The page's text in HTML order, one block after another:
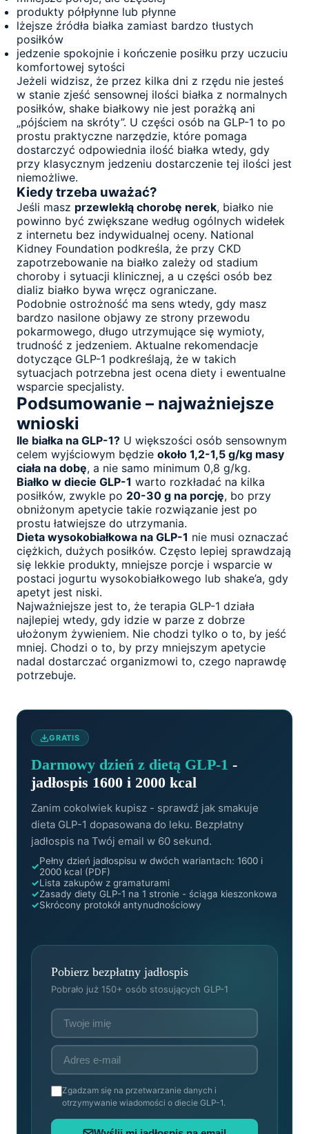
produkty półpłynne lub płynne
lżejsze źródła białka zamiast bardzo tłustych
posiłków
jedzenie spokojnie i kończenie posiłku przy uczuciu
komfortowej sytości
Jeżeli widzisz, że przez kilka dni z rzędu nie jesteś
w stanie zjeść sensownej ilości białka z normalnych
posiłków, shake białkowy nie jest porażką ani
„pójściem na skróty”. U części osób na GLP-1 to po
prostu praktyczne narzędzie, które pomaga
dostarczyć odpowiednia ilość białka wtedy, gdy
przy klasycznym jedzeniu dostarczenie tej ilości jest
niemożliwe.
Kiedy trzeba uważać?
Jeśli masz przewlekłą chorobę nerek, białko nie
powinno być zwiększane według ogólnych widełek
z internetu bez indywidualnej oceny. National
Kidney Foundation podkreśla, że przy CKD
zapotrzebowanie na białko zależy od stadium
choroby i sytuacji klinicznej, a u części osób bez
dializ białko bywa wręcz ograniczane.
Podobnie ostrożność ma sens wtedy, gdy masz
bardzo nasilone objawy ze strony przewodu
pokarmowego, długo utrzymujące się wymioty,
trudność z jedzeniem. Aktualne rekomendacje
dotyczące GLP-1 podkreślają, że w takich
sytuacjach potrzebna jest ocena diety i ewentualne
wsparcie specjalisty.
Podsumowanie – najważniejsze
wnioski
Ile białka na GLP-1? U większości osób sensownym
celem wyjściowym będzie około 1,2-1,5 g/kg masy
ciała na dobę, a nie samo minimum 0,8 g/kg.
Białko w diecie GLP-1 warto rozkładać na kilka
posiłków, zwykle po 20-30 g na porcję, bo przy
obniżonym apetycie takie rozwiązanie jest po
prostu łatwiejsze do utrzymania.
Dieta wysokobiałkowa na GLP-1 nie musi oznaczać
ciężkich, dużych posiłków. Często lepiej sprawdzają
się lekkie produkty, mniejsze porcje i wsparcie w
postaci jogurtu wysokobiałkowego lub shake’a, gdy
apetyt jest niski.
Najważniejsze jest to, że terapia GLP-1 działa
najlepiej wtedy, gdy idzie w parze z dobrze
ułożonym żywieniem. Nie chodzi tylko o to, by jeść
mniej. Chodzi o to, by przy mniejszym apetycie
nadal dostarczać organizmowi to, czego naprawdę
potrzebuje.
GRATIS
Darmowy dzień z dietą GLP-1 -
jadłospis 1600 i 2000 kcal
Zanim cokolwiek kupisz - sprawdź jak smakuje
dieta GLP-1 dopasowana do leku. Bezpłatny
jadłospis na Twój email w 60 sekund.
Pełny dzień jadłospisu w dwóch wariantach: 1600 i
2000 kcal (PDF)
Lista zakupów z gramaturami
Zasady diety GLP-1 na 1 stronie - ściąga kieszonkowa
Skrócony protokół antynudnościowy
Pobierz bezpłatny jadłospis
Pobrało już 150+ osób stosujących GLP-1
Zgadzam się na przetwarzanie danych i
otrzymywanie wiadomości o diecie GLP-1.